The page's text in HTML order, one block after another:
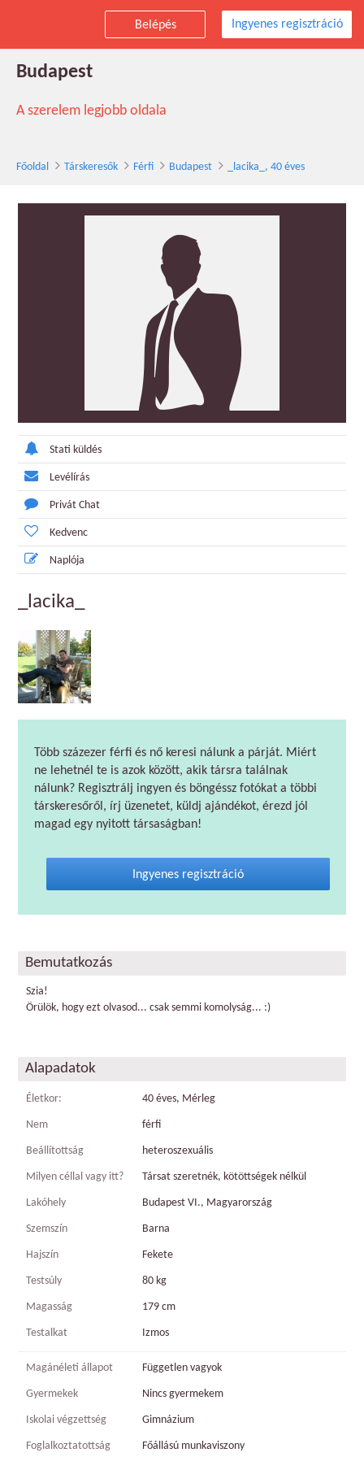
Belépés Ingyenes regisztráció
_lacika_ társkereső férfi, 40 éves,
Budapest
A szerelem legjobb oldala
Főoldal Társkeresők Férfi Budapest _lacika_, 40 éves
Stati küldés
Levélírás
Privát Chat
Kedvenc
Naplója
_lacika_
Több százezer férfi és nő keresi nálunk a párját. Miért
ne lehetnél te is azok között, akik társra találnak
nálunk? Regisztrálj ingyen és böngéssz fotókat a többi
társkeresőről, írj üzenetet, küldj ajándékot, érezd jól
magad egy nyitott társaságban!
Ingyenes regisztráció
Bemutatkozás
Szia!
Örülök, hogy ezt olvasod... csak semmi komolyság... :)
Alapadatok
Életkor: 40 éves, Mérleg
Nem férfi
Beállítottság heteroszexuális
Milyen céllal vagy itt? Társat szeretnék, kötöttségek nélkül
Lakóhely Budapest VI., Magyarország
Szemszín Barna
Hajszín Fekete
Testsúly 80 kg
Magasság 179 cm
Testalkat Izmos
Magánéleti állapot Független vagyok
Gyermekek Nincs gyermekem
Iskolai végzettség Gimnázium
Foglalkoztatottság Főállású munkaviszony